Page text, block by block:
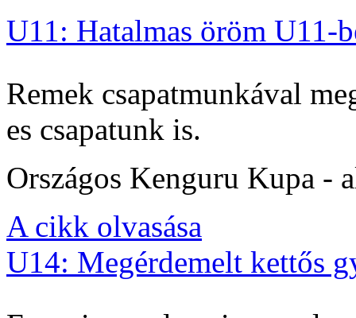
U11: Hatalmas öröm U11-
Remek csapatmunkával
es csapatunk is.
Országos Kenguru Kupa -
A cikk olvasása
U14: Megérdemelt kettős